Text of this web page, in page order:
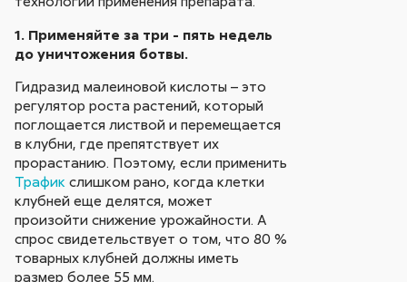
1. Применяйте за три - пять недель
до уничтожения ботвы.
Гидразид малеиновой кислоты – это
регулятор роста растений, который
поглощается листвой и перемещается
в клубни, где препятствует их
прорастанию. Поэтому, если применить
Трафик слишком рано, когда клетки
клубней еще делятся, может
произойти снижение урожайности. А
спрос свидетельствует о том, что 80 %
товарных клубней должны иметь
размер более 55 мм.